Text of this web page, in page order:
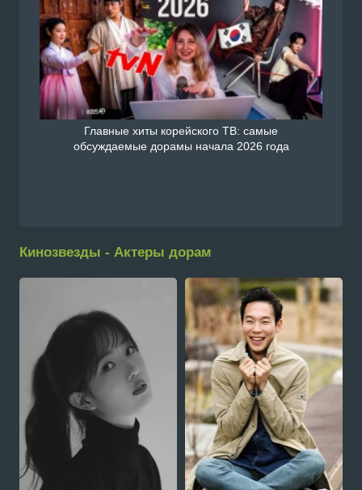
Главные хиты корейского ТВ: самые
обсуждаемые дорамы начала 2026 года
Кинозвезды - Актеры дорам